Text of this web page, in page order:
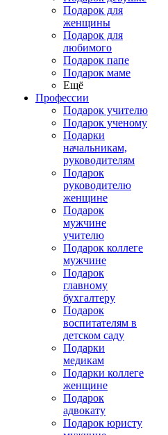
Подарок для
женщины
Подарок для
любимого
Подарок папе
Подарок маме
Ещё
Профессии
Подарок учителю
Подарок ученому
Подарки
начальникам,
руководителям
Подарок
руководителю
женщине
Подарок
мужчине
учителю
Подарок коллеге
мужчине
Подарок
главному
бухгалтеру
Подарок
воспитателям в
детском саду
Подарки
медикам
Подарки коллеге
женщине
Подарок
адвокату
Подарок юристу